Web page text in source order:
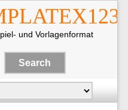
und Vorlagenformat